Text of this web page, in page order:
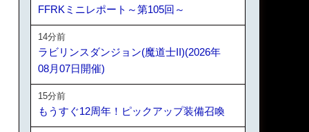
FFRKミニレポート～第105回～
14分前
ラビリンスダンジョン(魔道士II)(2026年
08月07日開催)
15分前
もうすぐ12周年！ピックアップ装備召喚